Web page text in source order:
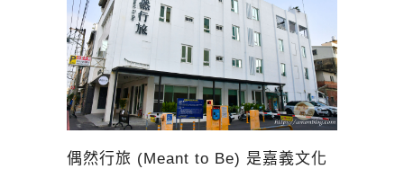
偶然行旅 (Meant to Be) 是嘉義文化